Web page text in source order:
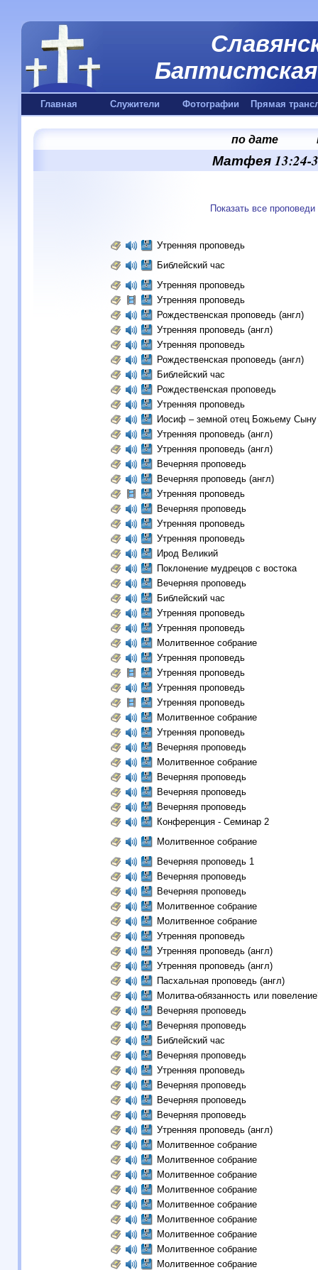
Главная Служители Фотографии Прямая
по дате
Матфея 13:24-
Показать все
Утренняя проповедь
Библейский час
Утренняя проповедь
Утренняя проповедь
Рождественская проповедь (англ)
Утренняя проповедь (англ)
Утренняя проповедь
Рождественская проповедь (англ)
Библейский час
Рождественская проповедь
Утренняя проповедь
Иосиф – земной отец Божьему
Утренняя проповедь (англ)
Утренняя проповедь (англ)
Вечерняя проповедь
Вечерняя проповедь (англ)
Утренняя проповедь
Вечерняя проповедь
Утренняя проповедь
Утренняя проповедь
Ирод Великий
Поклонение мудрецов c востока
Вечерняя проповедь
Библейский час
Утренняя проповедь
Утренняя проповедь
Молитвенное собрание
Утренняя проповедь
Утренняя проповедь
Утренняя проповедь
Утренняя проповедь
Молитвенное собрание
Утренняя проповедь
Вечерняя проповедь
Молитвенное собрание
Вечерняя проповедь
Вечерняя проповедь
Вечерняя проповедь
Конференция - Семинар 2
Молитвенное собрание
Вечерняя проповедь 1
Вечерняя проповедь
Вечерняя проповедь
Молитвенное собрание
Молитвенное собрание
Утренняя проповедь
Утренняя проповедь (англ)
Утренняя проповедь (англ)
Пасхальная проповедь (англ)
Молитва-обязанность или
Вечерняя проповедь
Вечерняя проповедь
Библейский час
Вечерняя проповедь
Утренняя проповедь
Вечерняя проповедь
Вечерняя проповедь
Вечерняя проповедь
Утренняя проповедь (англ)
Молитвенное собрание
Молитвенное собрание
Молитвенное собрание
Молитвенное собрание
Молитвенное собрание
Молитвенное собрание
Молитвенное собрание
Молитвенное собрание
Молитвенное собрание